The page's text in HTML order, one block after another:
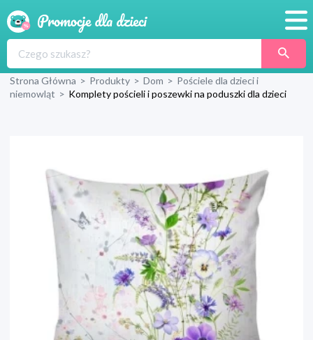
Produkty
Wyprawka
Strona Główna > Produkty > Dom > Pościele dla dzieci i
niemowląt > Komplety pościeli i poszewki na poduszki dla dzieci